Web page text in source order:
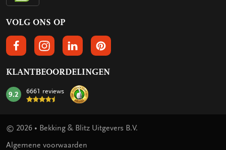
VOLG ONS OP
VOLGS ONS OP FACEBOOK
VOLG ONS OP INSTAGRAM
VOLG ONS OP LINKEDIN
VOLG ONS OP PINTEREST
KLANTBEOORDELINGEN
mark:
9.2 6661 reviews
© 2026 • Bekking & Blitz Uitgevers B.V.
Algemene voorwaarden